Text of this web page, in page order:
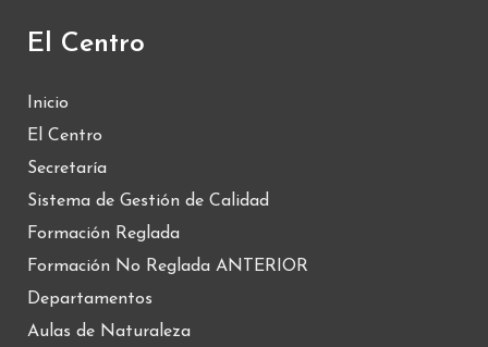
El Centro
Inicio
El Centro
Secretaría
Sistema de Gestión de Calidad
Formación Reglada
Formación No Reglada ANTERIOR
Departamentos
Aulas de Naturaleza